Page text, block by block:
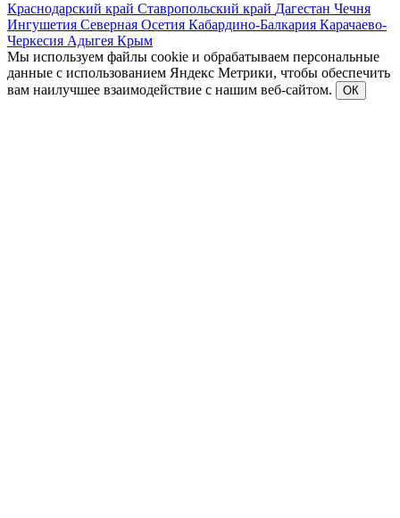
Краснодарский край Ставропольский край Дагестан Чечня
Ингушетия Северная Осетия Кабардино-Балкария Карачаево-
Черкесия Адыгея Крым
Мы используем файлы cookie и обрабатываем персональные
данные с использованием Яндекс Метрики, чтобы обеспечить
вам наилучшее взаимодействие с нашим веб-сайтом.
ОК